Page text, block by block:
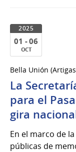
2025
01 - 06
OCT
al
06
de
Oct
del
2025
Bella Unión
La
para el
gira
En el marco de
públicas de